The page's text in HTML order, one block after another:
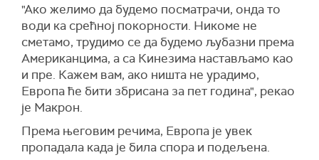
"Ако желимо да будемо посматрачи, онда то
води ка срећној покорности. Никоме не
сметамо, трудимо се да будемо љубазни према
Американцима, а са Кинезима настављамо као
и пре. Кажем вам, ако ништа не урадимо,
Европа ће бити збрисана за пет година", рекао
је Макрон.
Према његовим речима, Европа је увек
пропадала када је била спора и подељена.